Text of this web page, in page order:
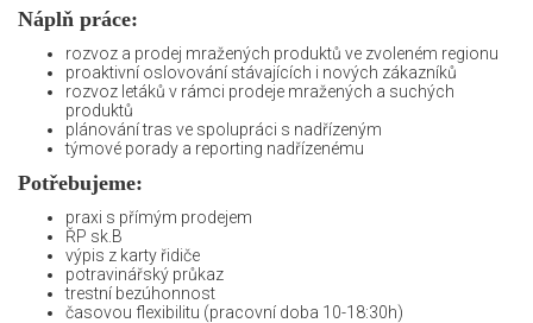
Náplň práce:
rozvoz a prodej mražených produktů ve zvoleném regionu
proaktivní oslovování stávajících i nových zákazníků
rozvoz letáků v rámci prodeje mražených a suchých
produktů
plánování tras ve spolupráci s nadřízeným
týmové porady a reporting nadřízenému
Potřebujeme:
praxi s přímým prodejem
ŘP sk.B
výpis z karty řidiče
potravinářský průkaz
trestní bezúhonnost
časovou flexibilitu (pracovní doba 10-18:30h)